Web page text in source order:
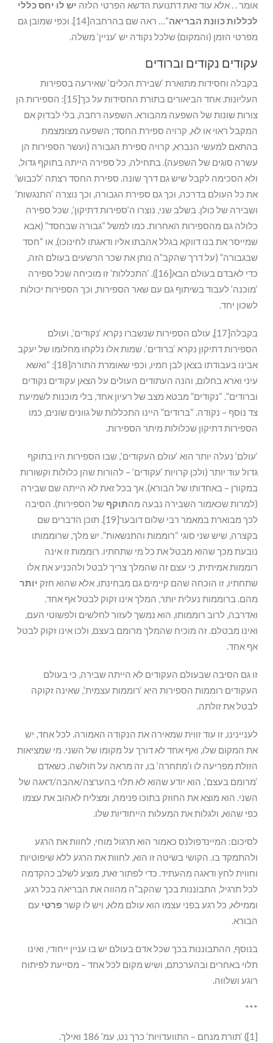
אומר . . אלא עוד זאת דתנועת הדשא הפרטי הלזה יש לו יחס כללי
לכללות כוונת הבריאה
“… ראה שם בהרחבה[14]. וכפי שמובן גם
מפרטי הזמן (והמקום) שלכל נקודה יש ‘עניין’ משלה.
עקודים נקודים וברודים
בקבלה וחסידות מתוארת ‘שבירת הכלים’ שאירעה בספירות
העליונות. אחד הביאורים בתורת החסידות על כך[15]: הספירות הן
צורות שונות של השפעה מהבורא. השפעה רחבה, בלי לבדוק אם
המקבל ראוי או לא, קרויה ספירת החסד; השפעה מצומצמת
בהתאם למעשי הנברא, קרויה ספירת הגבורה (ועשר הספירות הן
עשרה סוגים של השפעה). בתחילה, כל ספירה הייתה בתוקף גדול,
ולא הסכימה לקבל שיש גם דרך שונה. ספירת החסד רצתה ‘לכבוש’
את כל העולם בדרכה, וכך גם ספירת הגבורה, וכך נוצרה ‘התנגשות’
ושבירה של כולן. בשלב שני, נוצרו ה’ספירות דתיקון’, שכל ספירה
כלולה גם מהספירות האחרות. כמו למשל “גבורה שבחסד” (אבא
שמייסר את בנו דווקא בגלל אהבתו אליו ודאגתו לחינוכו), או “חסד
שבגבורה” (על דרך שהקב”ה נותן את שכר הרשעים בעולם הזה,
כדי לאבדם בעולם הבא[16]). ‘התכללות’ זו מוכיחה שכל ספירה
‘מוכנה’ לעבוד בשיתוף גם עם שאר הספירות, וכך הספירות יכולות
לשכון יחד.
בקבלה[17], עולם הספירות שנשברו נקרא ‘נקודים’, ועולם
הספירות דתיקון נקרא ‘ברודים’. שמות אלו נלקחו מחלומו של יעקב
אבינו בעבודתו בצאן לבן חמיו, וכפי שאומרת התורה[18]: “ואשא
עיני וארא בחלום, והנה העתודים העולים על הצאן עקודים נקודים
וברודים”. “נקודים” מבטא מצב של רעיון אחד, בלי מוכנות לשמיעת
צד נוסף – נקודה. “ברודים” היינו התכללות של גוונים שונים, כמו
הספירות דתיקון שכלולות מיתר הספירות.
‘עולם’ נעלה יותר הוא ‘עולם העקודים’, שבו הספירות היו בתוקף
גדול עוד יותר (ולכן קרויות ‘עקודים’ – להורות שהן כלולות וקשורות
במקורן – באחדותו של הבורא). אך בכל זאת לא הייתה שם שבירה
(למרות שכאמור השבירה נבעה מהתוקף של הספירות). הסיבה
לכך מבוארת במאמר רבי שלום דובער[19]. תוכן הדברים שם
בקצרה, שיש שני סוגי “רוממות והתנשאות”. יש מלך, שרוממותו
נובעת מכך שהוא מבטל את כל מי שתחתיו. רוממות זו אינה
רוממות אמיתית, כי עצם זה שהמלך צריך לבטל ולהכניע את אלו
שתחתיו, זו הוכחה שהם קיימים גם מבחינתו, אלא שהוא חזק יותר
מהם. ברוממות נעלית יותר, המלך אינו זקוק לבטל אף אחד.
ואדרבה, לרוב רוממותו, הוא נמשך לעזור לחלשים ולפשוטי העם,
ואינו מבטלם. זה מוכיח שהמלך מרומם בעצם, ולכו אינו זקוק לבטל
אף אחד.
זו גם הסיבה שבעולם העקודים לא הייתה שבירה, כי בעולם
העקודים רוממות הספירות היא ‘רוממות עצמית’, שאינה זקוקה
לבטל את זולתה.
לעניינינו, זו עוד זווית שמאירה את הנקודה האמורה. לכל אחד, יש
את המקום שלו, ואף אחד לא דורך על מקומו של השני. מי שמציאות
הזולת מפריעה לו ו’מתחרה’ בו, זה מראה על חולשה. כשאדם
‘מרומם בעצם’, הוא יודע שהוא לא תלוי בהערצה/אהבה/דאגה של
השני. הוא מוצא את החוזק בתוכו פנימה, ומצליח לאהוב את עצמו
כפי שהוא, ולגלות את המעלות הייחודיות שלו.
לסיכום: המיינדפולנס כאמור הוא תרגול מוחי, לחוות את הרגע
ולהתמקד בו. הקושי בשיטה זו הוא, לחוות את הרגע ללא שיפוטיות
וחווית לחץ ודאגה מהעתיד. כדי לפתור זאת, מוצע לשלב כהקדמה
לכל תרגיל, התבוננות בכך שהקב”ה מהווה את הבריאה בכל רגע,
וממילא, כל רגע בפני עצמו הוא עולם מלא, ויש לו קשר פרטי עם
הבורא.
בנוסף, ההתבוננות בכך שכל אדם בעולם יש בו עניין ייחודי, ואינו
תלוי באחרים ובהערכתם, ושיש מקום לכל אחד – מסייעת לפיתוח
רוגע ושלווה.
***
[1]) ‘תורת מנחם – התוועדויות’ כרך נט, עמ’ 186 ואילך.